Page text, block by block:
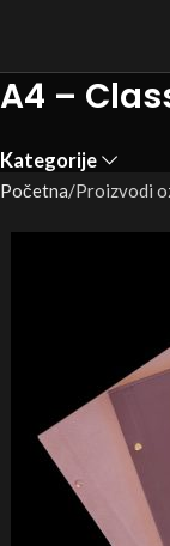
A4 –
Kategorije
Početna Proizvodi